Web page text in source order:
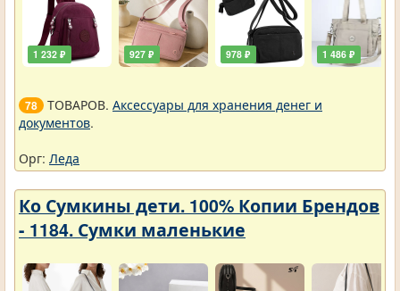
1 232 ₽ 927 ₽ 978 ₽ 1 486 ₽
78 ТОВАРОВ. Аксессуары для хранения денег и
документов.
Орг: Леда
Ко Сумкины дети. 100% Копии Брендов
- 1184. Сумки маленькие